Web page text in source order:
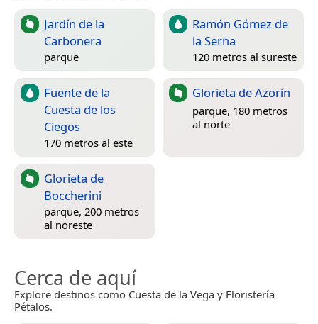
Jardín de la
Carbonera
parque
Ramón Gómez de
la Serna
120 metros al sureste
Fuente de la
Cuesta de los
Ciegos
170 metros al este
Glorieta de Azorín
parque, 180 metros
al norte
Glorieta de
Boccherini
parque, 200 metros
al noreste
Cerca de aquí
Explore destinos como Cuesta de la Vega y Floristería
Pétalos.